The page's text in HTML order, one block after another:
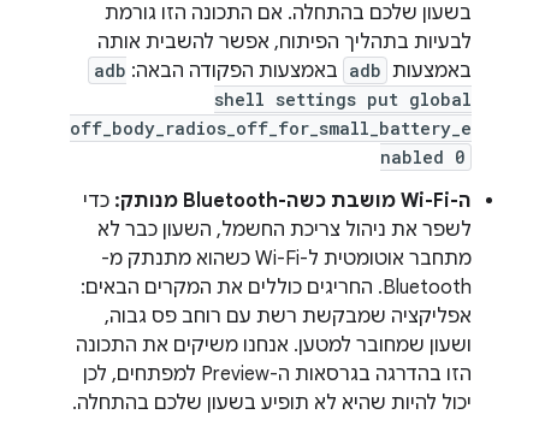
בשעון שלכם בהתחלה. אם התכונה הזו גורמת
לבעיות בתהליך הפיתוח, אפשר להשבית אותה
באמצעות adb באמצעות הפקודה הבאה: adb
shell settings put global
off_body_radios_off_for_small_battery_e
nabled 0
ה-Wi-Fi מושבת כשה-Bluetooth מנותק:
כדי
לשפר את ניהול צריכת החשמל, השעון כבר לא
מתחבר אוטומטית ל-Wi-Fi כשהוא מתנתק מ-
Bluetooth. החריגים כוללים את המקרים הבאים:
אפליקציה שמבקשת רשת עם רוחב פס גבוה,
ושעון שמחובר למטען. אנחנו משיקים את התכונה
הזו בהדרגה בגרסאות ה-Preview למפתחים, לכן
יכול להיות שהיא לא תופיע בשעון שלכם בהתחלה.